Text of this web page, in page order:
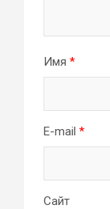
Имя *
E-mail *
Сайт